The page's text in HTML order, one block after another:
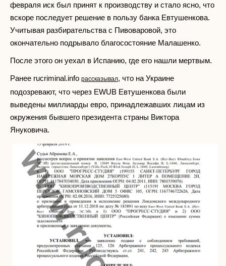
февраля иск был принят к производству и стало ясно, что
вскоре последует решение в пользу банка Евтушенкова.
Учитывая разбирательства с Пивоваровой, это
окончательно подрывало благосостояние Малашенко.
После этого он уехал в Испанию, где его нашли мертвым.
Ранее rucriminal.info рассказывал, что на Украине
подозревают, что через EWUB Евтушенкова были
выведены миллиарды евро, принадлежавших лицам из
окружения бывшего президента страны Виктора
Януковича.